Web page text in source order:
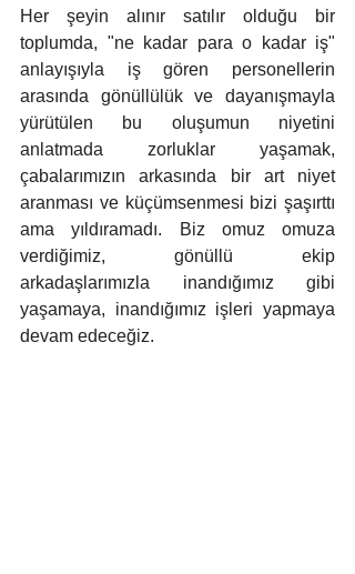
Her şeyin alınır satılır olduğu bir
toplumda, "ne kadar para o kadar iş"
anlayışıyla iş gören personellerin
arasında gönüllülük ve dayanışmayla
yürütülen bu oluşumun niyetini
anlatmada zorluklar yaşamak,
çabalarımızın arkasında bir art niyet
aranması ve küçümsenmesi bizi şaşırttı
ama yıldıramadı. Biz omuz omuza
verdiğimiz, gönüllü ekip
arkadaşlarımızla inandığımız gibi
yaşamaya, inandığımız işleri yapmaya
devam edeceğiz.